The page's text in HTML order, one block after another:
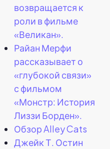
возвращается к
роли в фильме
«Великан».
Райан Мерфи
рассказывает о
«глубокой связи»
с фильмом
«Монстр: История
Лиззи Борден».
Обзор Alley Cats
Джейк Т. Остин